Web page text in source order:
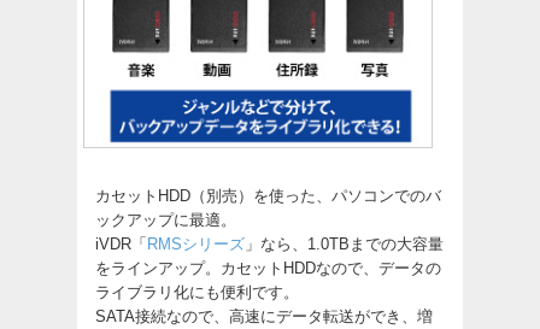
カセットHDD（別売）を使った、パソコンでのバ
ックアップに最適。
iVDR「RMSシリーズ 」なら、1.0TBまでの大容量
をラインアップ。カセットHDDなので、データの
ライブラリ化にも便利です。
SATA接続なので、高速にデータ転送ができ、増